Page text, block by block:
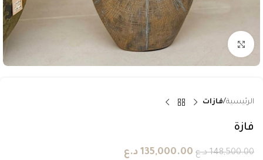
الرئيسية فازات
فازة
148,500.00 د.ع 135,000.00 د.ع